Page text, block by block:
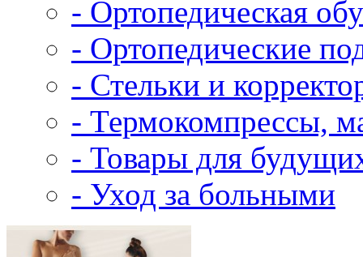
- Ортопедическая
- Ортопедические
- Стельки и
- Термокомпрессы,
- Товары для
- Уход за больными